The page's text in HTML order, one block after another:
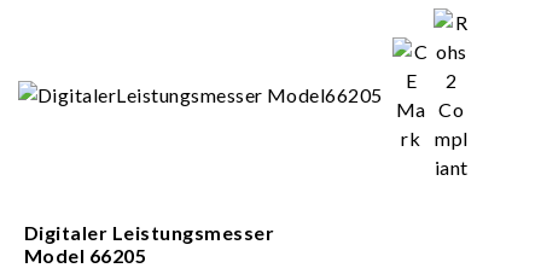
Digitaler Leistungsmesser
Model 66205